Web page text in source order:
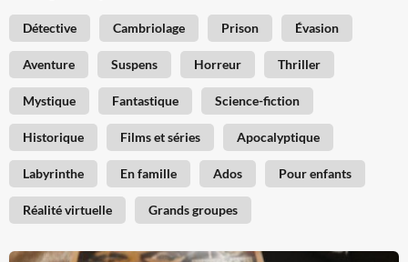
Détective Cambriolage Prison Évasion
Aventure Suspens Horreur Thriller
Mystique Fantastique Science-fiction
Historique Films et séries Apocalyptique
Labyrinthe En famille Ados Pour enfants
Réalité virtuelle Grands groupes